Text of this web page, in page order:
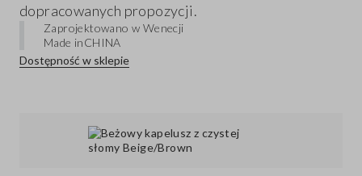
dopracowanych propozycji.
Zaprojektowano w Wenecji
Made inCHINA
Dostępność w sklepie